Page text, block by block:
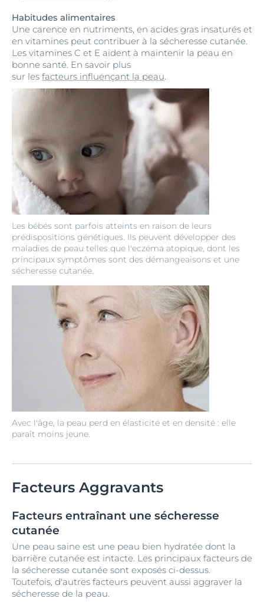
Les bébés sont parfois atteints en raison de leurs
prédispositions génétiques. Ils peuvent développer des
maladies de peau telles que l'eczéma atopique, dont les
principaux symptômes sont des démangeaisons et une
sécheresse cutanée.
Avec l'âge, la peau perd en élasticité et en densité : elle
paraît moins jeune.
Habitudes alimentaires
Une carence en nutriments, en acides gras insaturés et
en vitamines peut contribuer à la sécheresse cutanée.
Les vitamines C et E aident à maintenir la peau en
bonne santé. En savoir plus
sur les facteurs influençant la peau.
Facteurs Aggravants
Facteurs entraînant une sécheresse
cutanée
Une peau saine est une peau bien hydratée dont la
barrière cutanée est intacte. Les principaux facteurs de
la sécheresse cutanée sont exposés ci-dessus.
Toutefois, d'autres facteurs peuvent aussi aggraver la
sécheresse de la peau.